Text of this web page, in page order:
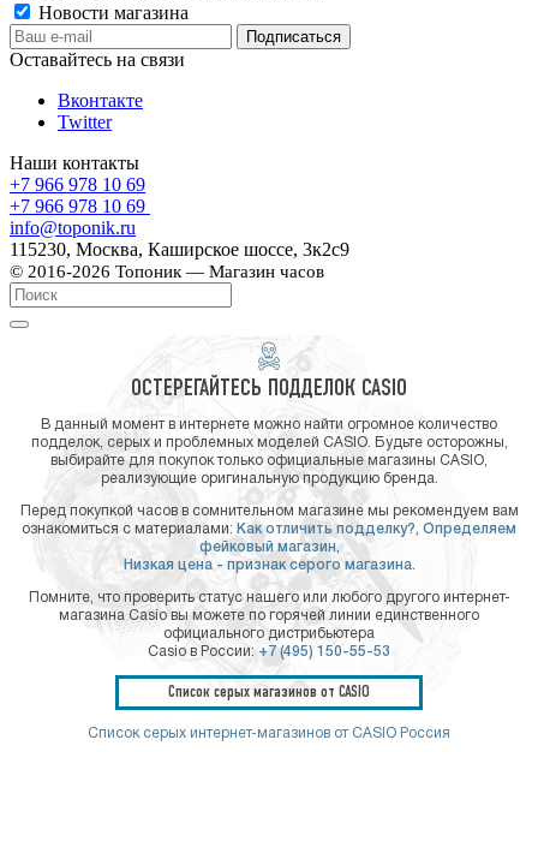
Новости магазина
Оставайтесь на связи
Вконтакте
Twitter
Наши контакты
+7 966 978 10 69
+7 966 978 10 69
info@toponik.ru
115230, Москва, Каширское шоссе, 3к2с9
© 2016-2026 Топоник — Магазин часов
ОСТЕРЕГАЙТЕСЬ ПОДДЕЛОК CASIO
В данный момент в интернете можно найти огромное количество
подделок, серых и проблемных моделей CASIO. Будьте осторожны,
выбирайте для покупок только официальные магазины CASIO,
реализующие оригинальную продукцию бренда.
Перед покупкой часов в сомнительном магазине мы рекомендуем вам
ознакомиться с материалами: Как отличить подделку?, Определяем
фейковый магазин,
Низкая цена - признак серого магазина.
Помните, что проверить статус нашего или любого другого интернет-
магазина Casio вы можете по горячей линии единственного
официального дистрибьютера
Casio в России: +7 (495) 150-55-53
Список серых магазинов от CASIO
Список серых интернет-магазинов от CASIO Россия